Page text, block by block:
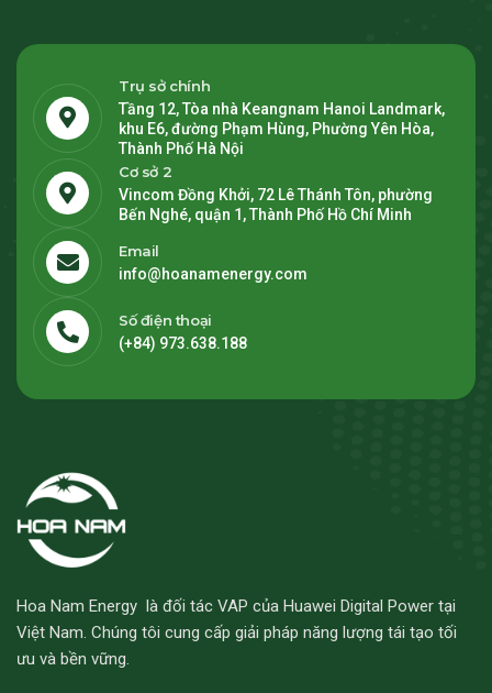
Trụ sở chính
Tầng 12, Tòa nhà Keangnam Hanoi Landmark,
khu E6, đường Phạm Hùng, Phường Yên Hòa,
Thành Phố Hà Nội
Cơ sở 2
Vincom Đồng Khởi, 72 Lê Thánh Tôn, phường
Bến Nghé, quận 1, Thành Phố Hồ Chí Minh
Email
info@hoanamenergy.com
Số điện thoại
(+84) 973.638.188
Hoa Nam Energy là đối tác VAP của Huawei Digital Power tại
Việt Nam. Chúng tôi cung cấp giải pháp năng lượng tái tạo tối
ưu và bền vững.